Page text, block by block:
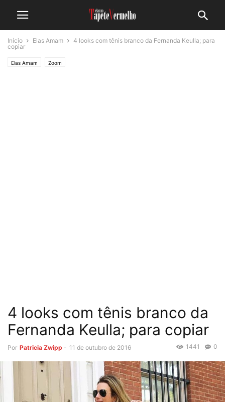
Início Elas Amam
4 looks com tênis branco da Fernanda Keulla; para
copiar
Elas Amam Zoom
4 looks com tênis branco da
Fernanda Keulla; para copiar
Por Patricia Zwipp - 11 de outubro de 2016 0
1441